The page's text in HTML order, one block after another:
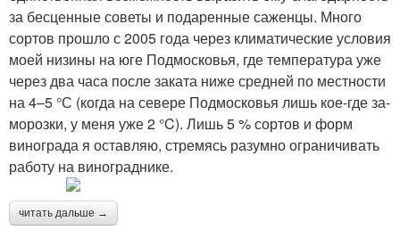
за бесценные советы и подаренные са­женцы. Много
сортов прошло с 2005 года через климатические условия
моей низи­ны на юге Подмосковья, где температу­ра уже
через два часа после заката ниже средней по местности
на 4–5 °С (когда на севере Подмосковья лишь кое­-где за­
морозки, у меня уже ­2 °C). Лишь 5 % сортов и форм
винограда я оставляю, стремясь разумно ограничивать
работу на винограднике.
читать дальше →